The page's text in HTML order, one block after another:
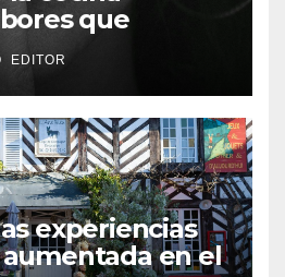
que
EDITOR
experiencias
en el